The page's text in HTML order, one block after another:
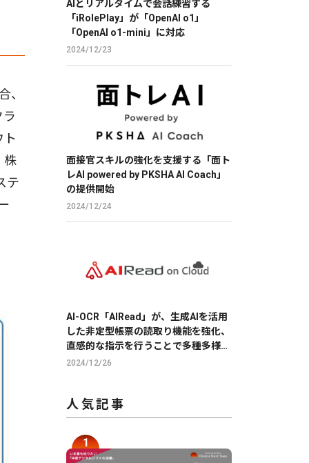
、
株
テ
AIとリアルタイムで会話練習する
「iRolePlay」が「OpenAI o1」
「OpenAI o1-mini」に対応
2024/12/23
面接官スキルの強化を支援する「面ト
レAI powered by PKSHA AI Coach」
の提供開始
2024/12/24
AI-OCR「AIRead」が、生成AIを活用
した非定型帳票の読取り機能を強化、
直感的な指示を行うことで多種多様な
帳票の読取りを実現
2024/12/26
人気記事